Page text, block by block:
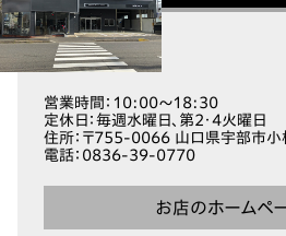
営業時間 ：10:00～18:30
定休日 ：毎週水曜日、第2・4火曜日
住所：〒755-0066 山口県宇部市
電話：0836-39-0770
お店のホームペ